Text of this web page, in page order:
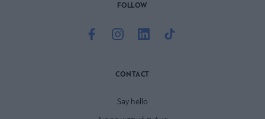
FOLLOW
CONTACT
Say hello